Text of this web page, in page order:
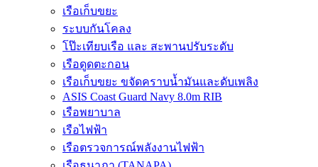
เรือเก็บขยะ
ระบบกันโคลง
โป๊ะเทียบเรือ และ สะพานปรับระดับ
เรือดูดตะกอน
เรือเก็บขยะ ขจัดคราบน้ำมันและดับเพลิง
ASIS Coast Guard Navy 8.0m RIB
เรือพยาบาล
เรือไฟฟ้า
เรือตรวจการณ์พลังงานไฟฟ้า